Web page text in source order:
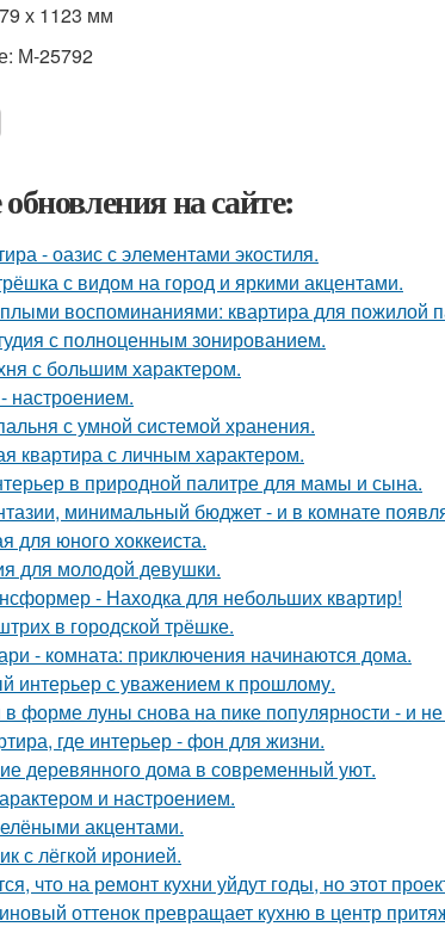
х 1123 мм
М-25792
на сайте:
- оазис с элементами экостиля.
с видом на город и яркими акцентами.
воспоминаниями: квартира для пожилой
с полноценным зонированием.
с большим характером.
настроением.
с умной системой хранения.
квартира с личным характером.
в природной палитре для мамы и сына.
минимальный бюджет - и в комнате
для юного хоккеиста.
для молодой девушки.
- Находка для небольших квартир!
в городской трёшке.
- комната: приключения начинаются дома.
интерьер с уважением к прошлому.
в форме луны снова на пике популярности - и
где интерьер - фон для жизни.
деревянного дома в современный уют.
и настроением.
акцентами.
с лёгкой иронией.
что на ремонт кухни уйдут годы, но этот
оттенок превращает кухню в центр